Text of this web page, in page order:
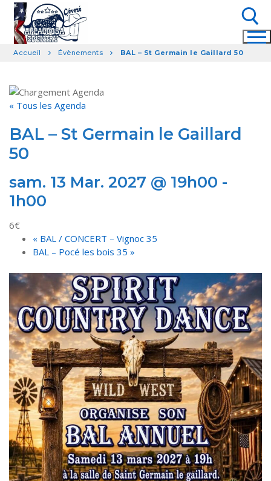
Aller
contenu
Accueil Évènements BAL – St Germain le Gaillard 50
« Tous les Agenda
BAL – St Germain le Gaillard
50
sam. 13 Mar. 2027 @ 19h00 -
1h00
6€
« BAL / CONCERT – Vignoc 35
BAL – Pocé les bois 35»